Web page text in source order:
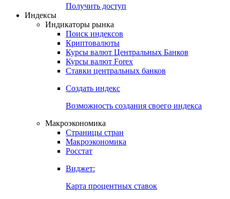
Получить доступ
Индексы
Индикаторы рынка
Поиск индексов
Криптовалюты
Курсы валют Центральных Банков
Курсы валют Forex
Ставки центральных банков
Создать индекс
Возможность создания своего индекса
Макроэкономика
Страницы стран
Макроэкономика
Росстат
Виджет:
Карта процентных ставок